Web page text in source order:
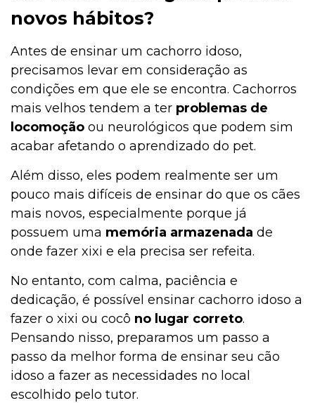
novos hábitos?
Antes de ensinar um cachorro idoso,
precisamos levar em consideração as
condições em que ele se encontra. Cachorros
mais velhos tendem a ter problemas de
locomoção ou neurológicos que podem sim
acabar afetando o aprendizado do pet.
Além disso, eles podem realmente ser um
pouco mais difíceis de ensinar do que os cães
mais novos, especialmente porque já
possuem uma memória armazenada de
onde fazer xixi e ela precisa ser refeita.
No entanto, com calma, paciência e
dedicação, é possível ensinar cachorro idoso a
fazer o xixi ou cocô no lugar correto.
Pensando nisso, preparamos um passo a
passo da melhor forma de ensinar seu cão
idoso a fazer as necessidades no local
escolhido pelo tutor.